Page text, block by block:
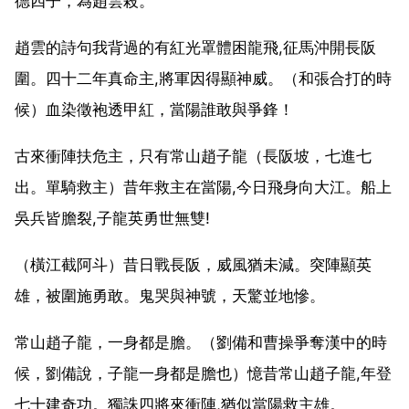
趙雲的詩句我背過的有紅光罩體困龍飛,征馬沖開長阪
圍。四十二年真命主,將軍因得顯神威。（和張合打的時
候）血染徵袍透甲紅，當陽誰敢與爭鋒！
古來衝陣扶危主，只有常山趙子龍（長阪坡，七進七
出。單騎救主）昔年救主在當陽,今日飛身向大江。船上
吳兵皆膽裂,子龍英勇世無雙!
（橫江截阿斗）昔日戰長阪，威風猶未減。突陣顯英
雄，被圍施勇敢。鬼哭與神號，天驚並地慘。
常山趙子龍，一身都是膽。（劉備和曹操爭奪漢中的時
候，劉備說，子龍一身都是膽也）憶昔常山趙子龍,年登
七十建奇功。獨誅四將來衝陣,猶似當陽救主雄。